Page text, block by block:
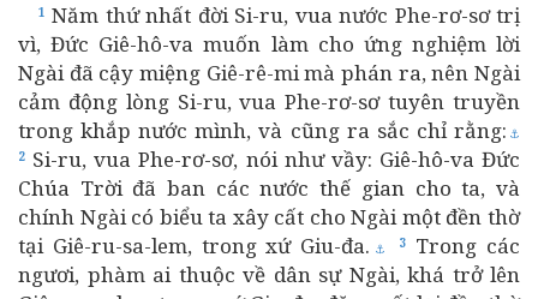
1 Năm thứ nhất đời Si-ru, vua nước Phe-rơ-sơ trị
vì, Đức Giê-hô-va muốn làm cho ứng nghiệm lời
Ngài đã cậy miệng Giê-rê-mi mà phán ra, nên Ngài
cảm động lòng Si-ru, vua Phe-rơ-sơ tuyên truyền
trong khắp nước mình, và cũng ra sắc chỉ rằng: ⚓
2 Si-ru, vua Phe-rơ-sơ, nói như vầy: Giê-hô-va Đức
Chúa Trời đã ban các nước thế gian cho ta, và
chính Ngài có biểu ta xây cất cho Ngài một đền thờ
tại Giê-ru-sa-lem, trong xứ Giu-đa. ⚓ 3
Trong các
ngươi, phàm ai thuộc về dân sự Ngài, khá trở lên